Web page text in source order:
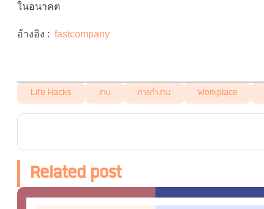
ในอนาคต
อ้างอิง : fastcompany
Life Hacks งาน การทำงาน Workplace
Related post